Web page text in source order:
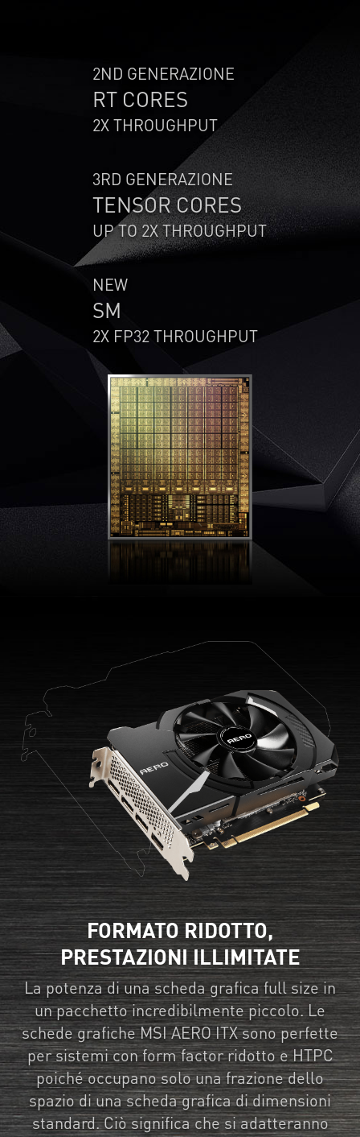
2ND GENERAZIONE
RT CORES
2X THROUGHPUT
3RD GENERAZIONE
TENSOR CORES
UP TO 2X THROUGHPUT
NEW
SM
2X FP32 THROUGHPUT
FORMATO RIDOTTO,
PRESTAZIONI ILLIMITATE
La potenza di una scheda grafica full size in
un pacchetto incredibilmente piccolo. Le
schede grafiche MSI AERO ITX sono perfette
per sistemi con form factor ridotto e HTPC
poiché occupano solo una frazione dello
spazio di una scheda grafica di dimensioni
standard. Ciò significa che si adatteranno